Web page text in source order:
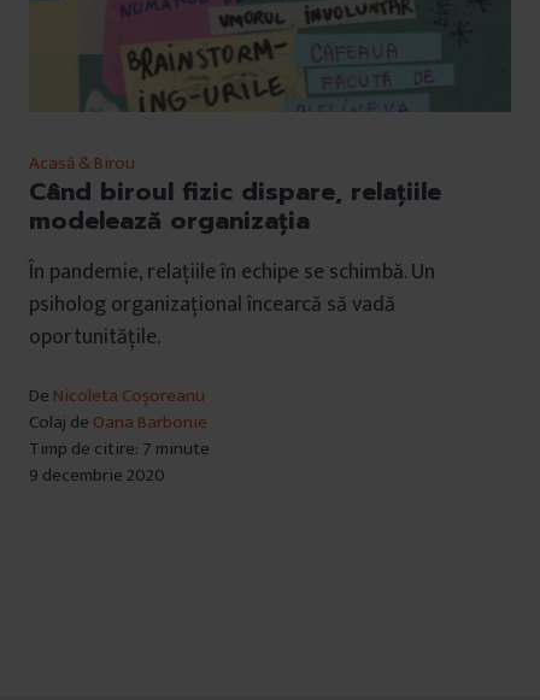
Acasă & Birou
Când biroul fizic dispare, relațiile
modelează organizația
În pandemie, relațiile în echipe se schimbă. Un
psiholog organizațional încearcă să vadă
oportunitățile.
De Nicoleta Coșoreanu
Colaj de Oana Barbonie
Timp de citire: 7 minute
9 decembrie 2020